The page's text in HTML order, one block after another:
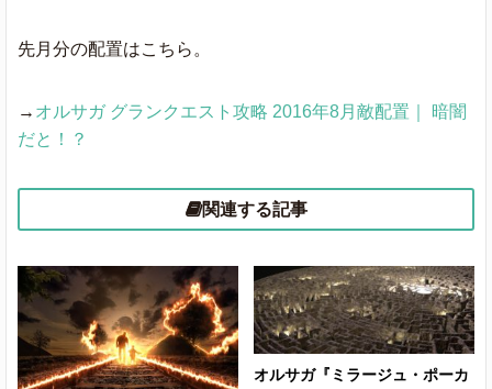
先月分の配置はこちら。
→ オルサガ グランクエスト攻略 2016年8月敵配置｜ 暗闇
だと！？
関連する記事
オルサガ『ミラージュ・ポーカ